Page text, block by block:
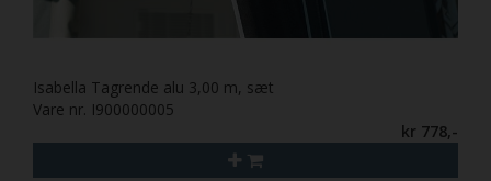
Isabella Tagrende alu 3,00 m, sæt
Vare nr. I900000005
kr 778,-